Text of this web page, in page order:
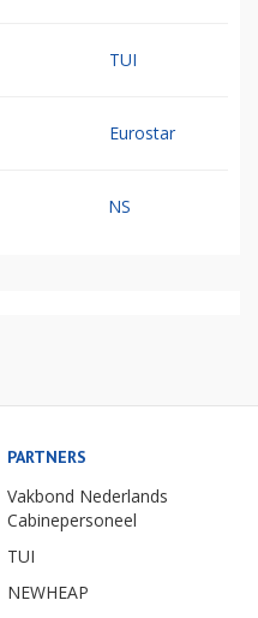
TUI
Eurostar
NS
PARTNERS
Vakbond Nederlands
Cabinepersoneel
TUI
NEWHEAP